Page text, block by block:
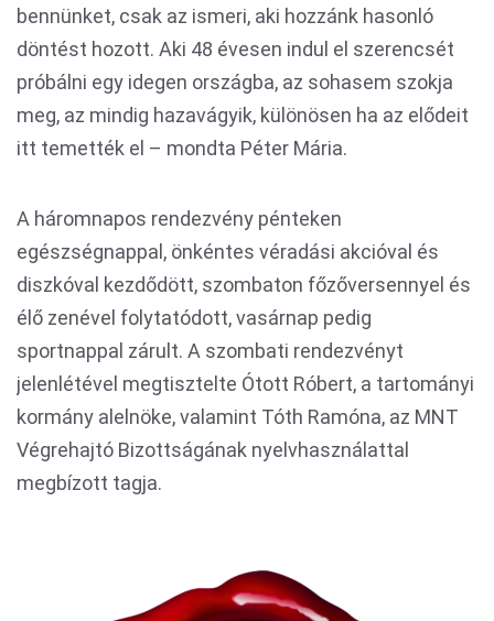
bennünket, csak az ismeri, aki hozzánk hasonló
döntést hozott. Aki 48 évesen indul el szerencsét
próbálni egy idegen országba, az sohasem szokja
meg, az mindig hazavágyik, különösen ha az elődeit
itt temették el – mondta Péter Mária.
A háromnapos rendezvény pénteken
egészségnappal, önkéntes véradási akcióval és
diszkóval kezdődött, szombaton főzőversennyel és
élő zenével folytatódott, vasárnap pedig
sportnappal zárult. A szombati rendezvényt
jelenlétével megtisztelte Ótott Róbert, a tartományi
kormány alelnöke, valamint Tóth Ramóna, az MNT
Végrehajtó Bizottságának nyelvhasználattal
megbízott tagja.